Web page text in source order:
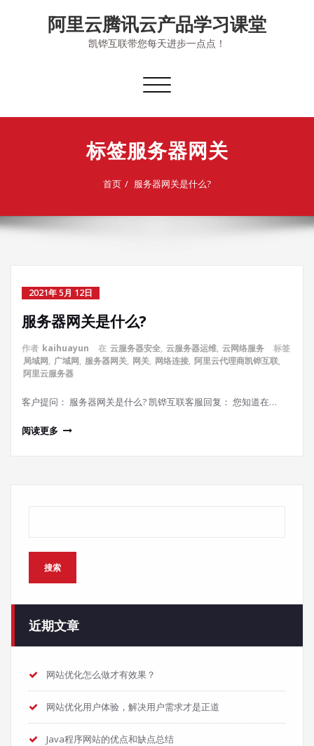
阿里云腾讯云产品学习课堂
凯铧互联带您每天进步一点点！
切
导
标签服务器网关
首页 服务器网关是什么?
2021年 5月 12日
服务器网关是什么?
作者 kaihuayun 在 云服务器安全, 云服务器运维, 云网络服务
标签
局域网, 广域网, 服务器网关, 网关, 网络连接, 阿里云代理商凯铧互联,
阿里云服务器
客户提问： 服务器网关是什么? 凯铧互联客服回复： 您知道在…
阅读更多
搜索
近期文章
网站优化怎么做才有效果？
网站优化用户体验，解决用户需求才是正道
Java程序网站的优点和缺点总结